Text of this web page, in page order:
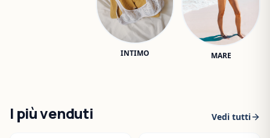
INTIMO MARE
I più venduti Vedi tutti